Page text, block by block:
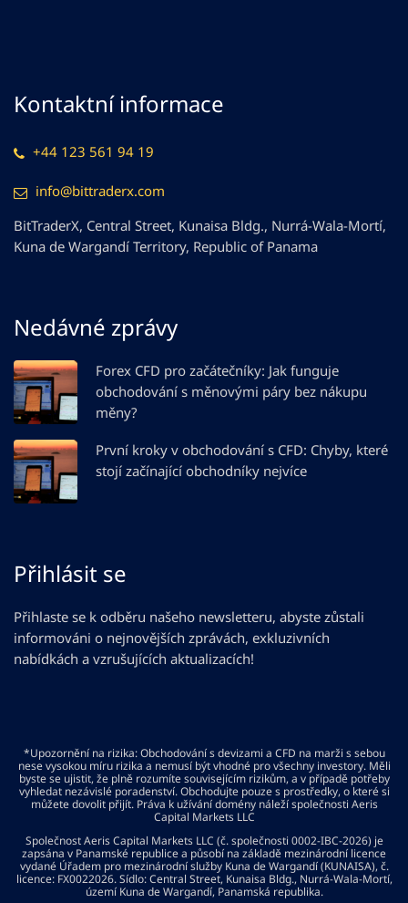
Kontaktní informace
+44 123 561 94 19
info@bittraderx.com
BitTraderX, Central Street, Kunaisa Bldg., Nurrá-Wala-Mortí,
Kuna de Wargandí Territory, Republic of Panama
Nedávné zprávy
Forex CFD pro začátečníky: Jak funguje
obchodování s měnovými páry bez nákupu
měny?
První kroky v obchodování s CFD: Chyby, které
stojí začínající obchodníky nejvíce
Přihlásit se
Přihlaste se k odběru našeho newsletteru, abyste zůstali
informováni o nejnovějších zprávách, exkluzivních
nabídkách a vzrušujících aktualizacích!
*Upozornění na rizika: Obchodování s devizami a CFD na marži s sebou
nese vysokou míru rizika a nemusí být vhodné pro všechny investory. Měli
byste se ujistit, že plně rozumíte souvisejícím rizikům, a v případě potřeby
vyhledat nezávislé poradenství. Obchodujte pouze s prostředky, o které si
můžete dovolit přijít. Práva k užívání domény náleží společnosti Aeris
Capital Markets LLC
Společnost Aeris Capital Markets LLC (č. společnosti 0002-IBC-2026) je
zapsána v Panamské republice a působí na základě mezinárodní licence
vydané Úřadem pro mezinárodní služby Kuna de Wargandí (KUNAISA), č.
licence: FX0022026. Sídlo: Central Street, Kunaisa Bldg., Nurrá-Wala-Mortí,
území Kuna de Wargandí, Panamská republika.